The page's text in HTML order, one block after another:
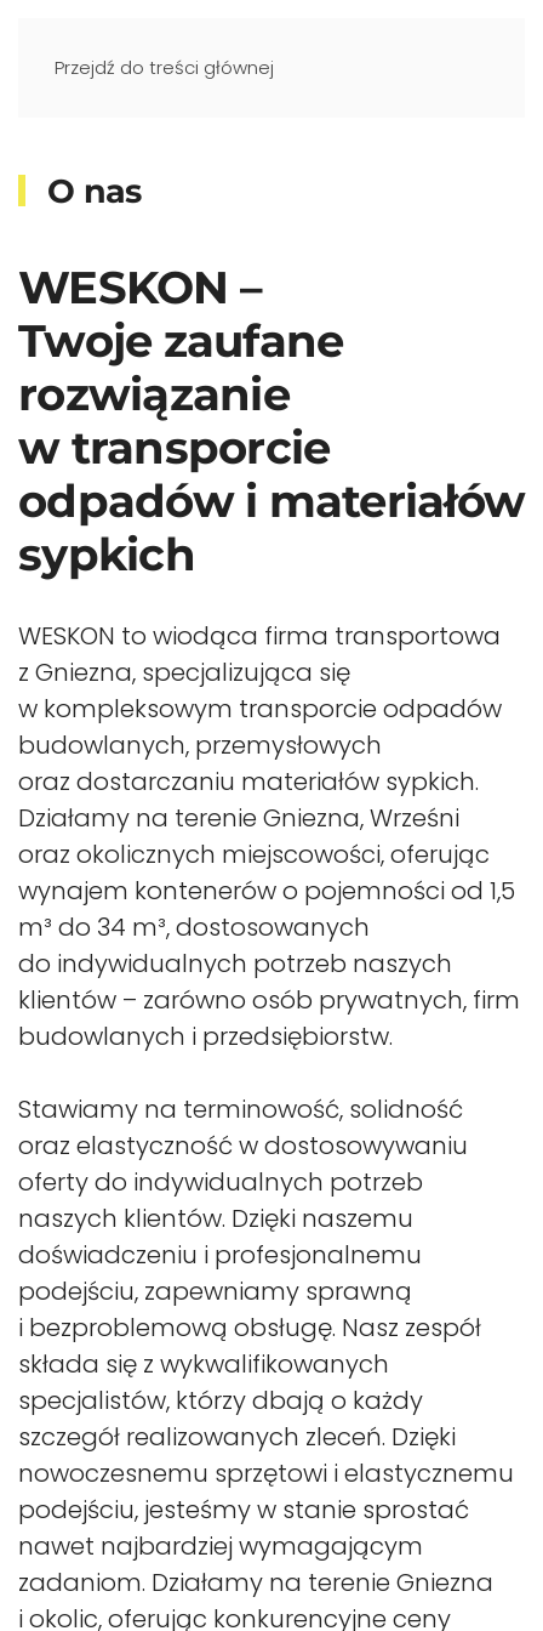
Przejdź do treści głównej
O nas
WESKON –
Twoje zaufane
rozwiązanie
w transporcie
odpadów i materiałów
sypkich
WESKON to wiodąca firma transportowa
z Gniezna, specjalizująca się
w kompleksowym transporcie odpadów
budowlanych, przemysłowych
oraz dostarczaniu materiałów sypkich.
Działamy na terenie Gniezna, Wrześni
oraz okolicznych miejscowości, oferując
wynajem kontenerów o pojemności od 1,5
m³ do 34 m³, dostosowanych
do indywidualnych potrzeb naszych
klientów – zarówno osób prywatnych, firm
budowlanych i przedsiębiorstw.
Stawiamy na terminowość, solidność
oraz elastyczność w dostosowywaniu
oferty do indywidualnych potrzeb
naszych klientów. Dzięki naszemu
doświadczeniu i profesjonalnemu
podejściu, zapewniamy sprawną
i bezproblemową obsługę. Nasz zespół
składa się z wykwalifikowanych
specjalistów, którzy dbają o każdy
szczegół realizowanych zleceń. Dzięki
nowoczesnemu sprzętowi i elastycznemu
podejściu, jesteśmy w stanie sprostać
nawet najbardziej wymagającym
zadaniom. Działamy na terenie Gniezna
i okolic, oferując konkurencyjne ceny